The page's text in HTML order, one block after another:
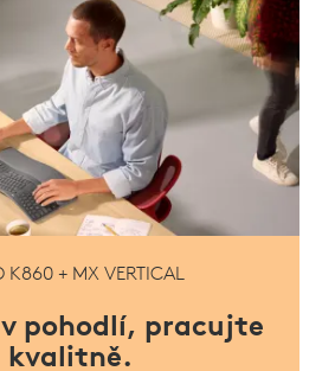
K860 + MX VERTICAL
pohodlí, pracujte
kvalitně.